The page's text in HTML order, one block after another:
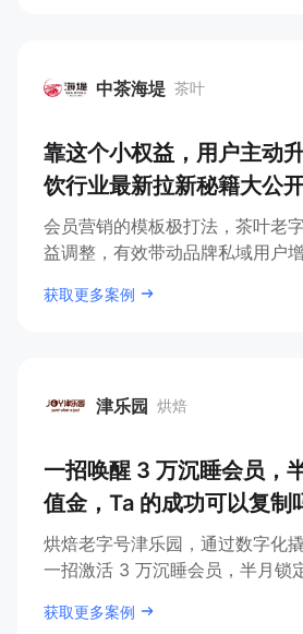
中茶海堤 茶叶
中茶海堤
靠这个小权益，用户主动
饮行业最新拉新秘籍大公
会员营销的模板极打法，茶叶老
益调整，有效带动品牌私域用户
获取更多案例
津乐园 烘焙
津乐园
一招唤醒 3 万沉睡会员，
值金，Ta 的成功可以复制
烘焙老字号津乐园，通过数字化
一招激活 3 万沉睡会员，半月锁
获取更多案例